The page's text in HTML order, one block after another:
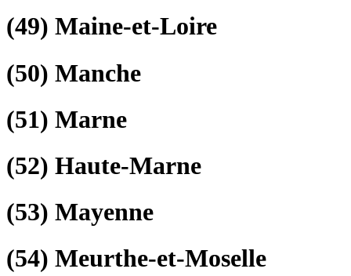
(49) Maine-et-Loire
(50) Manche
(51) Marne
(52) Haute-Marne
(53) Mayenne
(54) Meurthe-et-Moselle